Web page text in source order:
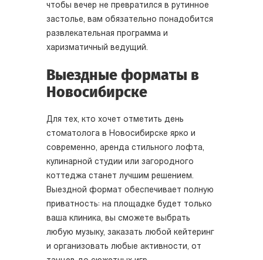
чтобы вечер не превратился в рутинное
застолье, вам обязательно понадобится
развлекательная программа и
харизматичный ведущий.
Выездные форматы в
Новосибирске
Для тех, кто хочет отметить день
стоматолога в Новосибирске ярко и
современно, аренда стильного лофта,
кулинарной студии или загородного
коттеджа станет лучшим решением.
Выездной формат обеспечивает полную
приватность: на площадке будет только
ваша клиника, вы сможете выбрать
любую музыку, заказать любой кейтеринг
и организовать любые активности, от